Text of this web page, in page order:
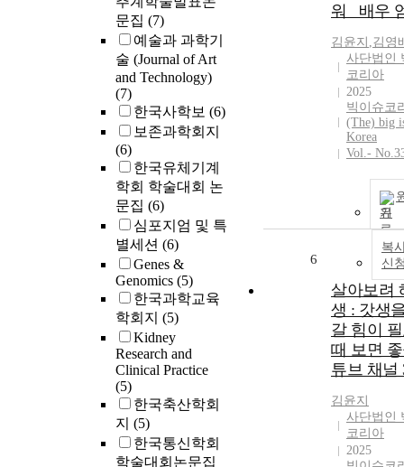
문집 (7)
예술과 과학기
술 (Journal of Art
and Technology)
(7)
한국사학보 (6)
보존과학회지
(6)
한국유체기계
학회 학술대회 논
문집 (6)
심포지엄 및 특
별세션 (6)
Genes &
Genomics (5)
한국과학교육
학회지 (5)
Kidney
Research and
Clinical Practice
(5)
한국축산학회
지 (5)
한국통신학회
학술대회논문집
워 _배우
김윤지 ,김영
사단법인
코리아
2025
빅이슈코
(The) big
Korea
Vol.-
기
복
신
6
살아보려
생 : 갓생
갈 힘이
때 보면
튜브 채널
김윤지
사단법인
코리아
2025